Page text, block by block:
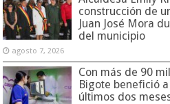
construcción de
Juan José Mora
del municipio
agosto 7, 2026
Con más de 90
Bigote benefició
últimos dos